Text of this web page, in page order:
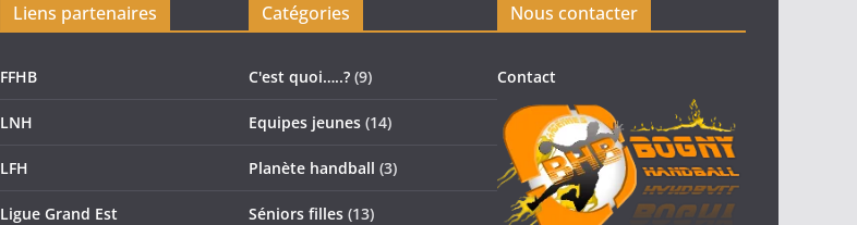
Liens partenaires
FFHB
LNH
LFH
Ligue Grand Est
Catégories
C'est quoi…..? (9)
Equipes jeunes (14)
Planète handball (3)
Séniors filles (13)
Nous contacter
Contact